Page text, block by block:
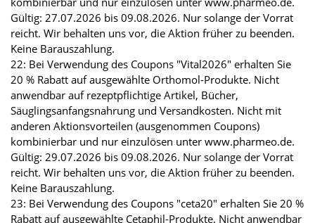
Gültig: 27.07.2026 bis 09.08.2026. Nur solange der Vorrat
reicht. Wir behalten uns vor, die Aktion früher zu beenden.
Keine Barauszahlung.
22: Bei Verwendung des Coupons "Vital2026" erhalten Sie
20 % Rabatt auf ausgewählte Orthomol-Produkte. Nicht
anwendbar auf rezeptpflichtige Artikel, Bücher,
Säuglingsanfangsnahrung und Versandkosten. Nicht mit
anderen Aktionsvorteilen (ausgenommen Coupons)
kombinierbar und nur einzulösen unter www.pharmeo.de.
Gültig: 29.07.2026 bis 09.08.2026. Nur solange der Vorrat
reicht. Wir behalten uns vor, die Aktion früher zu beenden.
Keine Barauszahlung.
23: Bei Verwendung des Coupons "ceta20" erhalten Sie 20 %
Rabatt auf ausgewählte Cetaphil-Produkte. Nicht anwendbar